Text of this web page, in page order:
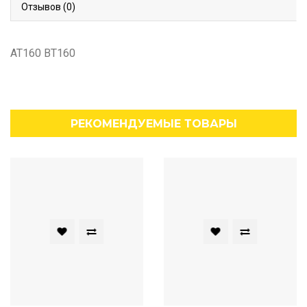
Отзывов (0)
AT160 BT160
РЕКОМЕНДУЕМЫЕ ТОВАРЫ